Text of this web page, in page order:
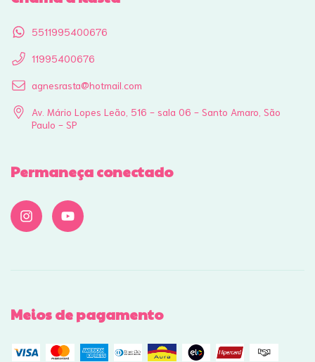
5511995400676
11995400676
agnesrasta@hotmail.com
Av. Mário Lopes Leão, 516 - sala 06 - Santo Amaro, São
Paulo - SP
Permaneça conectado
Meios de pagamento